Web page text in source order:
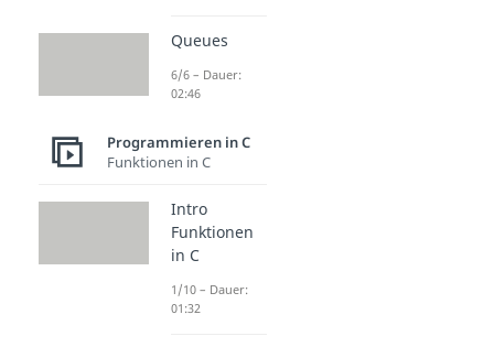
Queues
6/6 – Dauer:
02:46
Programmieren in C
Funktionen in C
Intro
Funktionen
in C
1/10 – Dauer:
01:32